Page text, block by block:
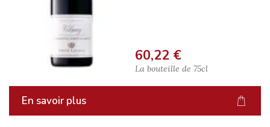
60,22 €
La bouteille de 75cl
En savoir plus